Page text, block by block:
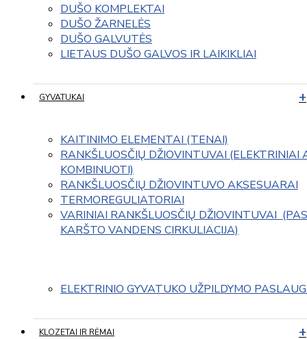
DUŠO KOMPLEKTAI
DUŠO ŽARNELĖS
DUŠO GALVUTĖS
LIETAUS DUŠO GALVOS IR LAIKIKLIAI
GYVATUKAI
KAITINIMO ELEMENTAI (TENAI)
RANKŠLUOSČIŲ DŽIOVINTUVAI (ELEKTRINIAI
KOMBINUOTI)
RANKŠLUOSČIŲ DŽIOVINTUVO AKSESUARAI
TERMOREGULIATORIAI
VARINIAI RANKŠLUOSČIŲ DŽIOVINTUVAI
KARŠTO VANDENS CIRKULIACIJA)
ELEKTRINIO GYVATUKO UŽPILDYMO
KLOZETAI IR RĖMAI